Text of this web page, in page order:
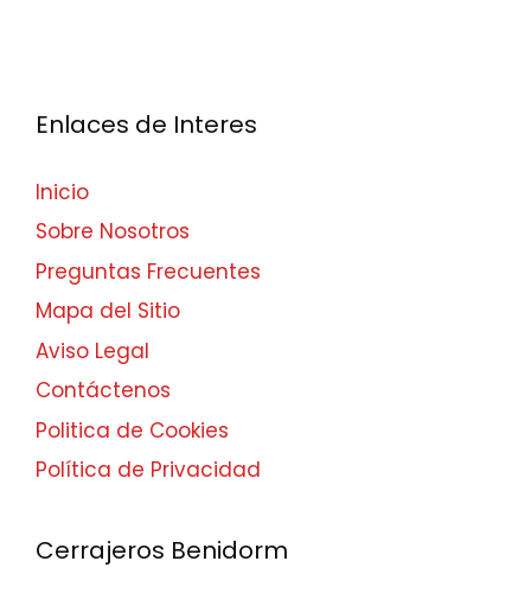
Enlaces de Interes
Inicio
Sobre Nosotros
Preguntas Frecuentes
Mapa del Sitio
Aviso Legal
Contáctenos
Politica de Cookies
Política de Privacidad
Cerrajeros Benidorm